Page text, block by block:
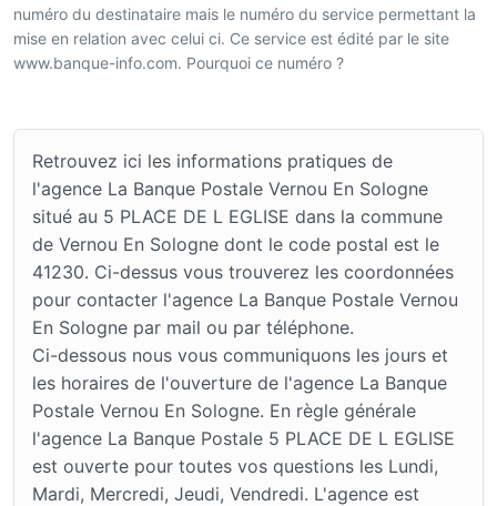
numéro du destinataire mais le numéro du service permettant la
mise en relation avec celui ci. Ce service est édité par le site
www.banque-info.com. Pourquoi ce numéro ?
Retrouvez ici les informations pratiques de
l'agence La Banque Postale Vernou En Sologne
situé au 5 PLACE DE L EGLISE dans la commune
de Vernou En Sologne dont le code postal est le
41230. Ci-dessus vous trouverez les coordonnées
pour contacter l'agence La Banque Postale Vernou
En Sologne par mail ou par téléphone.
Ci-dessous nous vous communiquons les jours et
les horaires de l'ouverture de l'agence La Banque
Postale Vernou En Sologne. En règle générale
l'agence La Banque Postale 5 PLACE DE L EGLISE
est ouverte pour toutes vos questions les Lundi,
Mardi, Mercredi, Jeudi, Vendredi. L'agence est